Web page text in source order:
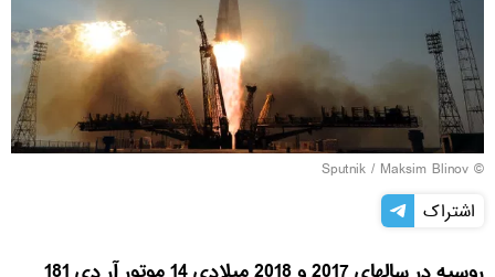
© Sputnik / Maksim Blinov
اشتراک